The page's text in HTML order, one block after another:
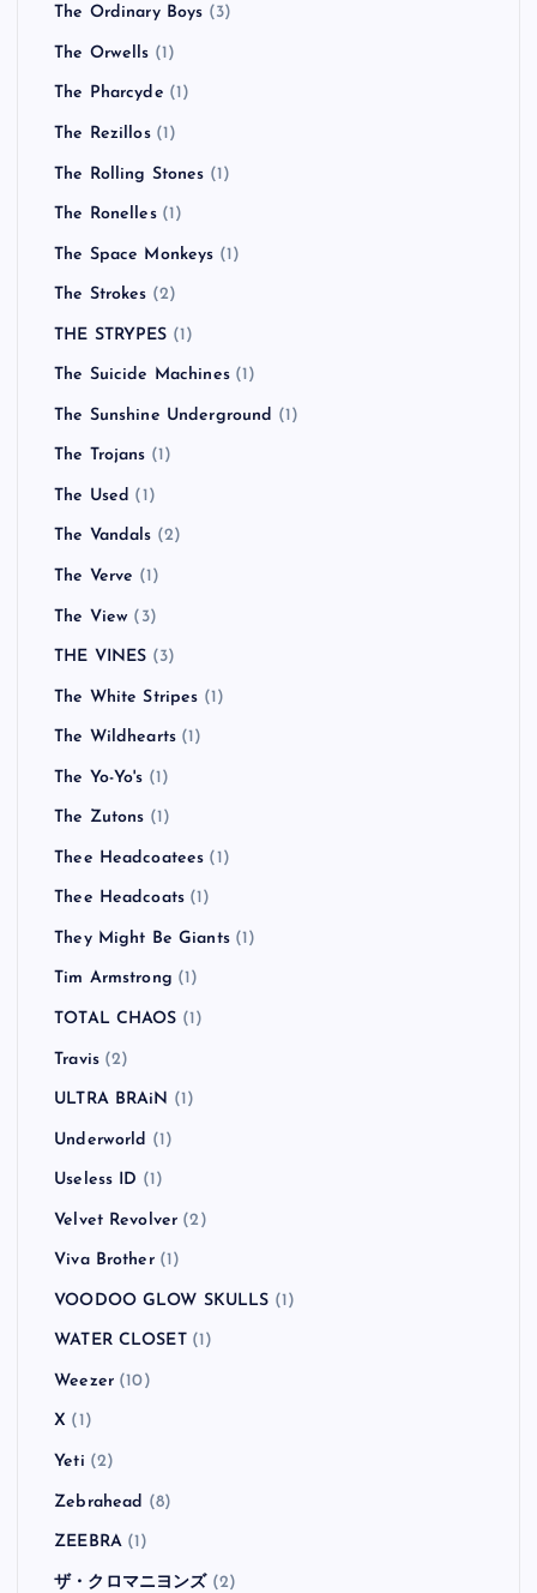
The Ordinary Boys (3)
The Orwells (1)
The Pharcyde (1)
The Rezillos(1)
The Rolling Stones (1)
The Ronelles(1)
The Space Monkeys (1)
The Strokes (2)
THE STRYPES (1)
The Suicide Machines(1)
The Sunshine Underground (1)
The Trojans (1)
The Used (1)
The Vandals (2)
The Verve (1)
The View (3)
THE VINES (3)
The White Stripes (1)
The Wildhearts (1)
The Yo-Yo's (1)
The Zutons (1)
Thee Headcoatees (1)
Thee Headcoats (1)
They Might Be Giants(1)
Tim Armstrong (1)
TOTAL CHAOS (1)
Travis(2)
ULTRA BRAiN (1)
Underworld (1)
Useless ID (1)
Velvet Revolver (2)
Viva Brother(1)
VOODOO GLOW SKULLS (1)
WATER CLOSET(1)
Weezer(10)
X (1)
Yeti (2)
Zebrahead (8)
ZEEBRA(1)
ザ・クロマニヨンズ(2)